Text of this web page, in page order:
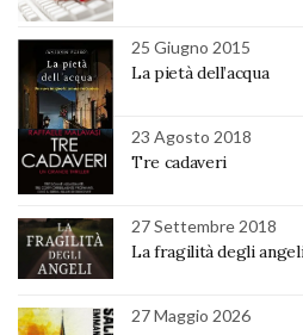
25 Giugno 2015
La pietà dell’acqua
23 Agosto 2018
Tre cadaveri
27 Settembre 2018
La fragilità degli
27 Maggio 2026